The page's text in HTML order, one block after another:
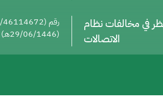
في مخالفات نظام
الاتصالات
(29/06/1446هـ)